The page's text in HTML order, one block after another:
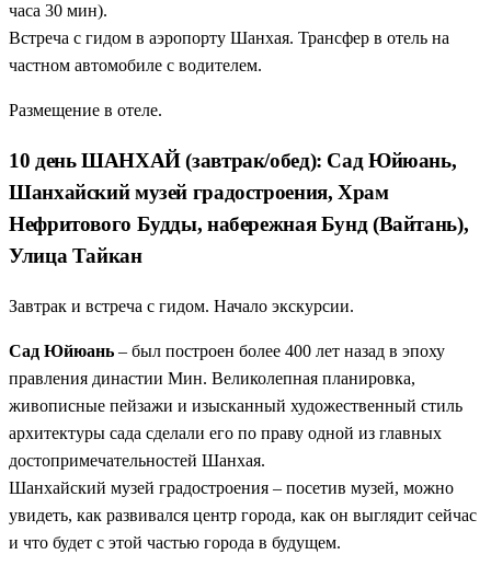
часа 30 мин).
Встреча с гидом в аэропорту Шанхая. Трансфер в отель на
частном автомобиле с водителем.
Размещение в отеле.
10 день ШАНХАЙ (завтрак/обед): Сад Юйюань,
Шанхайский музей градостроения, Храм
Нефритового Будды, набережная Бунд (Вайтань),
Улица Тайкан
Завтрак и встреча с гидом. Начало экскурсии.
Сад Юйюань – был построен более 400 лет назад в эпоху
правления династии Мин. Великолепная планировка,
живописные пейзажи и изысканный художественный стиль
архитектуры сада сделали его по праву одной из главных
достопримечательностей Шанхая.
Шанхайский музей градостроения – посетив музей, можно
увидеть, как развивался центр города, как он выглядит сейчас
и что будет с этой частью города в будущем.